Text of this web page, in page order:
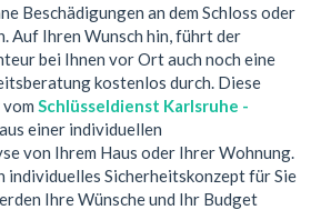
Beschädigungen an dem Schloss oder
Auf Ihren Wunsch hin, führt der
bei Ihnen vor Ort auch noch eine
kostenlos durch. Diese
Schlüsseldienst Karlsruhe -
einer individuellen
von Ihrem Haus oder Ihrer Wohnung.
individuelles Sicherheitskonzept für Sie
Ihre Wünsche und Ihr Budget